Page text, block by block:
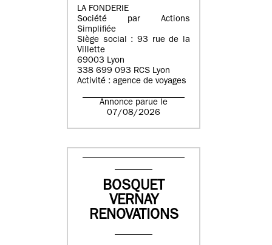
LA FONDERIE
Société par Actions
Simplifiée
Siège social : 93 rue de la
Villette
69003 Lyon
338 699 093 RCS Lyon
Activité : agence de voyages
Annonce parue le
07/08/2026
BOSQUET
VERNAY
RENOVATIONS